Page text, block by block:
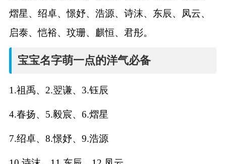
名
熠星、绍卓、憬妤、浩源、诗沫、东辰、凤云、
启泰、恺裕、玟珊、麒恒、君彤。
宝宝名字萌一点的洋气必备
1.祖禹、2.翌谦、3.钰辰
4.春扬、5.毅宸、6.熠星
7.绍卓、8.憬妤、9.浩源